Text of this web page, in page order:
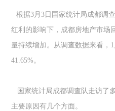
根据3月3日国家统计局成都调
红利的影响下，成都房地产市场
量持续增加。从调查数据来看，
41.65%。
国家统计局成都调查队走访了
主要原因有几个方面。